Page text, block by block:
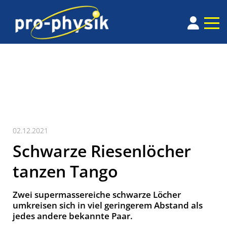
02.12.2021
Schwarze Riesenlöcher
tanzen Tango
Zwei supermassereiche schwarze Löcher
umkreisen sich in viel geringerem Abstand als
jedes andere bekannte Paar.